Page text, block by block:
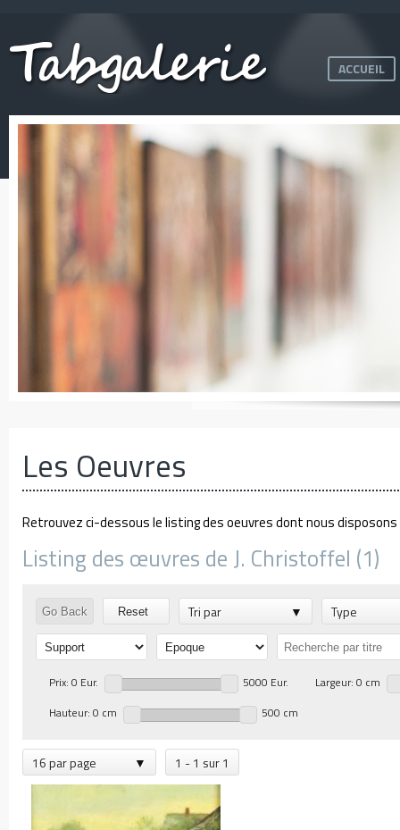
ACCUEIL
Les Oeuvres
Retrouvez ci-dessous le listing des oeuvres dont nous
Listing des œuvres de J. Christoffel (1)
Go Back Reset Tri par Type
Prix: 0 Eur. 5000 Eur.
Largeur: 0 cm
Hauteur: 0 cm
500 cm
16 par page 1 - 1 sur 1